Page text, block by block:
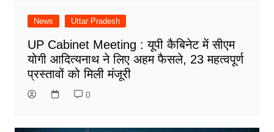
News Uttar Pradesh
UP Cabinet Meeting : यूपी कैबिनेट में सीएम
योगी आदित्यनाथ ने लिए अहम फैसले, 23 महत्वपूर्ण
प्रस्तावों को मिली मंजूरी
0